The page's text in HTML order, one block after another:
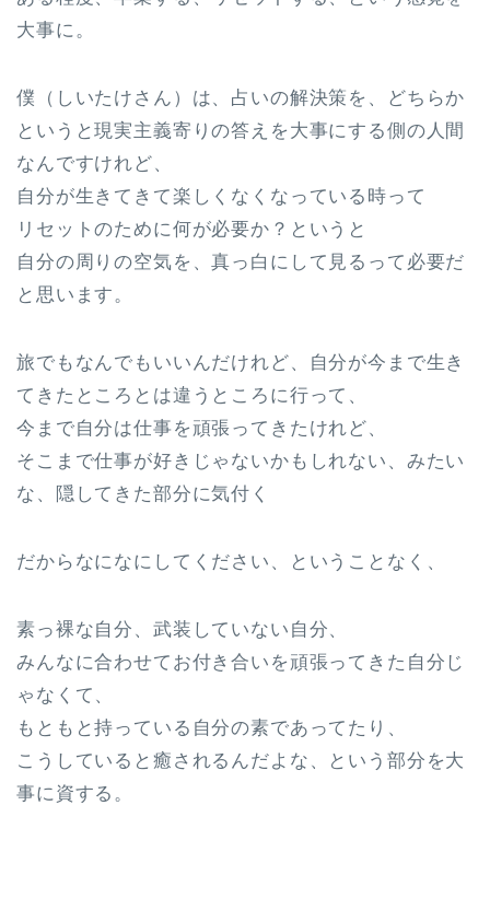
大事に。
僕（しいたけさん）は、占いの解決策を、どちらか
というと現実主義寄りの答えを大事にする側の人間
なんですけれど、
自分が生きてきて楽しくなくなっている時って
リセットのために何が必要か？というと
自分の周りの空気を、真っ白にして見るって必要だ
と思います。
旅でもなんでもいいんだけれど、自分が今まで生き
てきたところとは違うところに行って、
今まで自分は仕事を頑張ってきたけれど、
そこまで仕事が好きじゃないかもしれない、みたい
な、隠してきた部分に気付く
だからなになにしてください、ということなく、
素っ裸な自分、武装していない自分、
みんなに合わせてお付き合いを頑張ってきた自分じ
ゃなくて、
もともと持っている自分の素であってたり、
こうしていると癒されるんだよな、という部分を大
事に資する。